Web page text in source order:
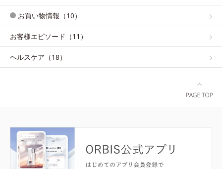
お買い物情報（10）
お客様エピソード（11）
ヘルスケア（18）